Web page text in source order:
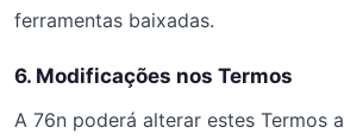
ferramentas baixadas.
6. Modificações nos Termos
A 76n poderá alterar estes Termos